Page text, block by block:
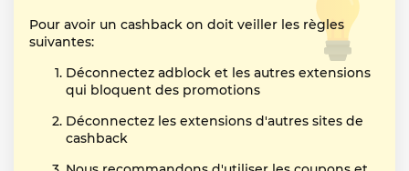
Pour avoir un cashback on doit veiller les règles
suivantes:
Déconnectez adblock et les autres extensions
qui bloquent des promotions
Déconnectez les extensions d'autres sites de
cashback